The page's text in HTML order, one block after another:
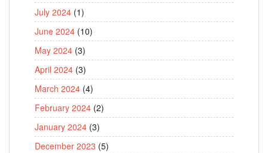
July 2024 (1)
June 2024 (10)
May 2024 (3)
April 2024 (3)
March 2024 (4)
February 2024 (2)
January 2024 (3)
December 2023 (5)